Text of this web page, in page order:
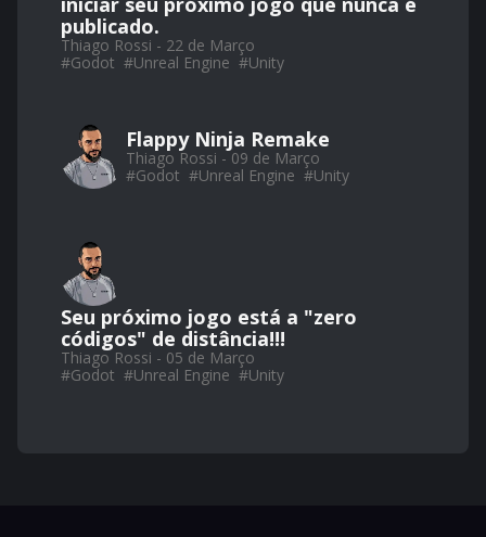
publicado.
Thiago Rossi - 22 de Março
#Godot #Unreal Engine #Unity
Flappy Ninja Remake
Thiago Rossi - 09 de Março
#Godot #Unreal Engine #Unity
Seu próximo jogo está a "zero
códigos" de distância!!!
Thiago Rossi - 05 de Março
#Godot #Unreal Engine #Unity